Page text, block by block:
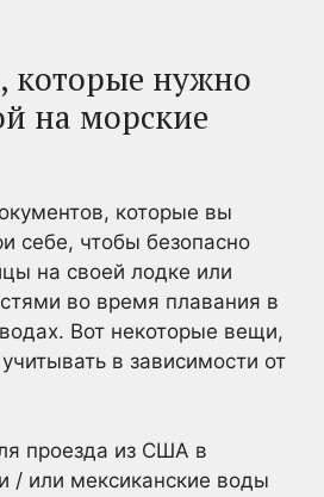
которые нужно
на морские
которые вы
себе, чтобы безопасно
на своей лодке или
во время плавания в
Вот некоторые вещи,
в зависимости от
проезда из США в
/ или мексиканские воды